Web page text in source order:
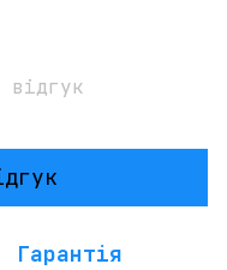
відгук
Гарантія